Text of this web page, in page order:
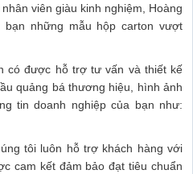
viên giàu kinh nghiệm, Hoàng
bạn những mẫu hộp carton vượt
có được hỗ trợ tư vấn và thiết kế
quảng bá thương hiệu, hình ảnh
tin doanh nghiệp của bạn như:
tôi luôn hỗ trợ khách hàng với
cam kết đảm bảo đạt tiêu chuẩn